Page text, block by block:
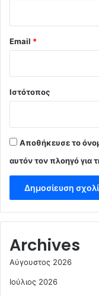
Email *
Ιστότοπος
Αποθήκευσε το
αυτόν τον πλοηγό για
Archives
Αύγουστος 2026
Ιούλιος 2026